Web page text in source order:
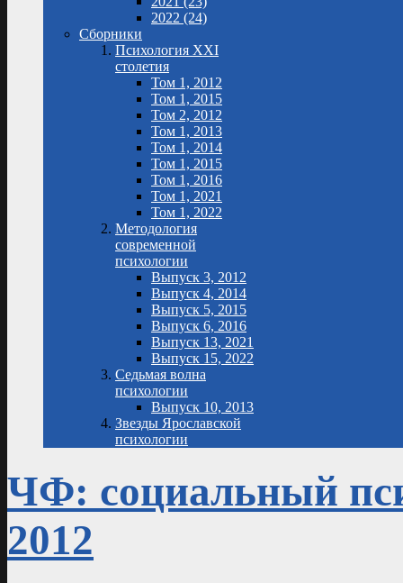
2022 (24)
Сборники
Психология XXI
столетия
Том 1, 2012
Том 1, 2015
Том 2, 2012
Том 1, 2013
Том 1, 2014
Том 1, 2015
Том 1, 2016
Том 1, 2021
Том 1, 2022
Методология
современной
психологии
Выпуск 3, 2012
Выпуск 4, 2014
Выпуск 5, 2015
Выпуск 6, 2016
Выпуск 13, 2021
Выпуск 15, 2022
Седьмая волна
психологии
Выпуск 10, 2013
Звезды Ярославской
психологии
ЧФ: социальный
2012